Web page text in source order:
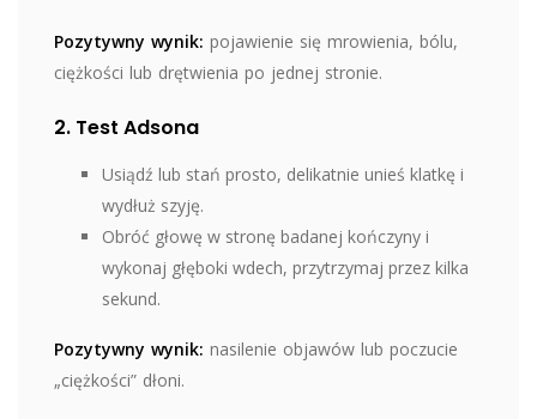
Pozytywny wynik: pojawienie się mrowienia, bólu,
ciężkości lub drętwienia po jednej stronie.
2. Test Adsona
Usiądź lub stań prosto, delikatnie unieś klatkę i
wydłuż szyję.
Obróć głowę w stronę badanej kończyny i
wykonaj głęboki wdech, przytrzymaj przez kilka
sekund.
Pozytywny wynik: nasilenie objawów lub poczucie
„ciężkości” dłoni.